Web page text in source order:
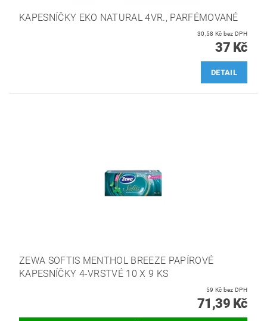
KAPESNÍČKY EKO NATURAL 4VR., PARFÉMOVANÉ
30,58 Kč bez DPH
37 Kč
DETAIL
ZEWA SOFTIS MENTHOL BREEZE PAPÍROVÉ
KAPESNÍČKY 4-VRSTVÉ 10 X 9 KS
59 Kč bez DPH
71,39 Kč